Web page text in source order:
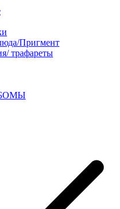
Пригмент
трафареты